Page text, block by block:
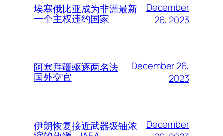
埃塞俄比亚成为非洲最新
一个主权违约国家
December
26, 2023
阿塞拜疆驱逐两名法
国外交官
December 26,
2023
伊朗恢复接近武器级铀浓
December